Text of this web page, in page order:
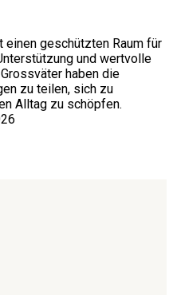
geschützten Raum für
und wertvolle
haben die
zu teilen, sich zu
Alltag zu schöpfen.